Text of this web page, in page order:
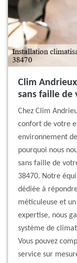
Clim
sans faille de
Chez Clim
confort de votre
environnement
pourquoi nous
sans faille de
38470. Notre
dédiée à
méticuleuse et
expertise, nous
système de
Vous pouvez
service sur